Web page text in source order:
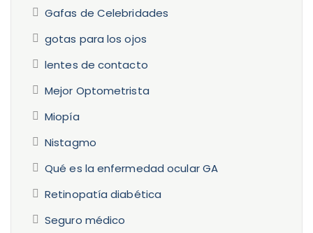
Gafas de Celebridades
gotas para los ojos
lentes de contacto
Mejor Optometrista
Miopía
Nistagmo
Qué es la enfermedad ocular GA
Retinopatía diabética
Seguro médico